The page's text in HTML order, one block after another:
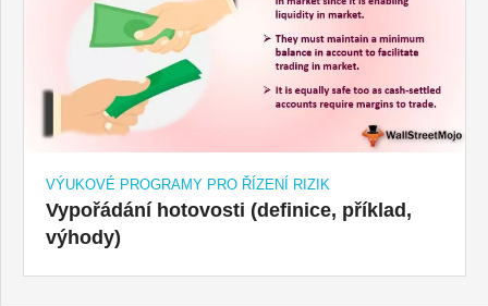
VÝUKOVÉ PROGRAMY PRO ŘÍZENÍ RIZIK
Vypořádání hotovosti (definice, příklad,
výhody)